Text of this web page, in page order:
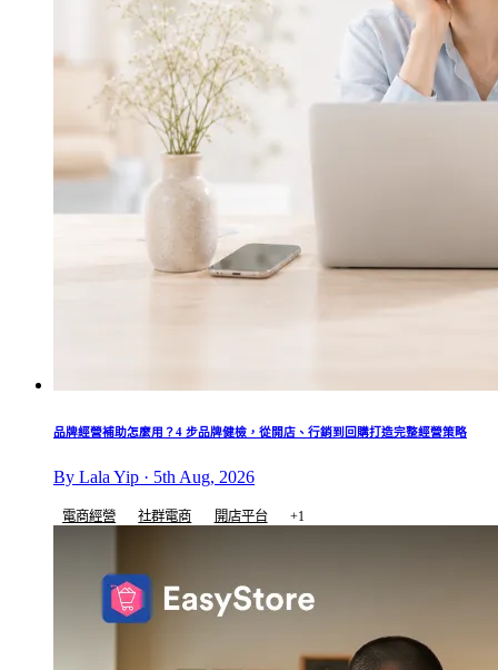
品牌經營補助怎麼用？4 步品牌健檢，從開店、行銷到回購打造完整經營策略
By Lala Yip · 5th Aug, 2026
電商經營 社群電商 開店平台 +1